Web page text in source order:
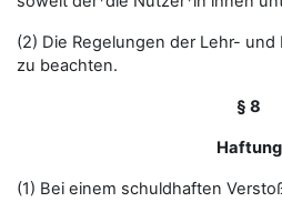
(2) Die Regelungen der Lehr-
zu beachten.
§ 8
Haftung
(1) Bei einem schuldhaften